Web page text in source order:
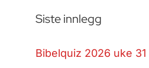
Siste innlegg
Bibelquiz 2026 uke 31